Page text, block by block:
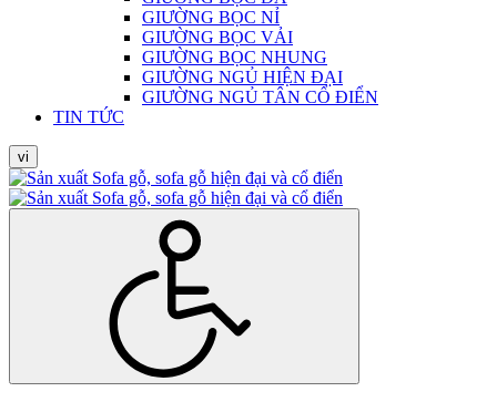
GIƯỜNG BỌC NỈ
GIƯỜNG BỌC VẢI
GIƯỜNG BỌC NHUNG
GIƯỜNG NGỦ HIỆN ĐẠI
GIƯỜNG NGỦ TÂN CỔ ĐIỂN
TIN TỨC
vi